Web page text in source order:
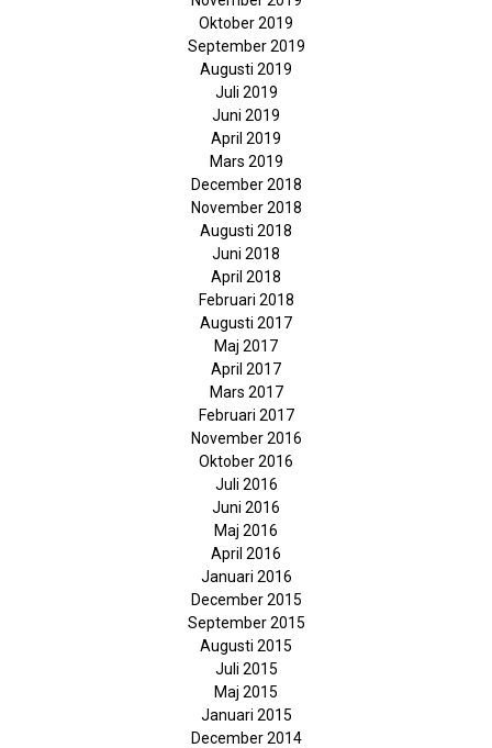
Oktober 2019
September 2019
Augusti 2019
Juli 2019
Juni 2019
April 2019
Mars 2019
December 2018
November 2018
Augusti 2018
Juni 2018
April 2018
Februari 2018
Augusti 2017
Maj 2017
April 2017
Mars 2017
Februari 2017
November 2016
Oktober 2016
Juli 2016
Juni 2016
Maj 2016
April 2016
Januari 2016
December 2015
September 2015
Augusti 2015
Juli 2015
Maj 2015
Januari 2015
December 2014